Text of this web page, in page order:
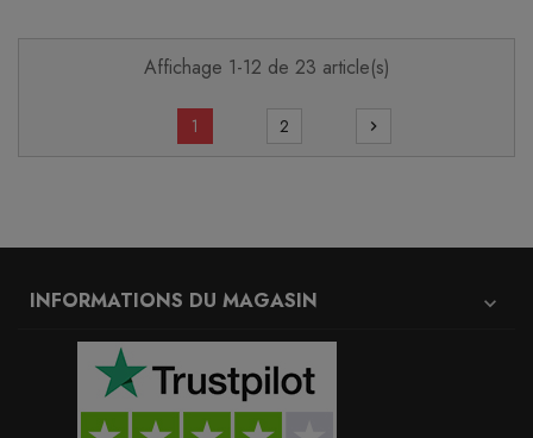
Affichage 1-12 de 23 article(s)
1 2 chevron_right
INFORMATIONS DU MAGASIN expand_more